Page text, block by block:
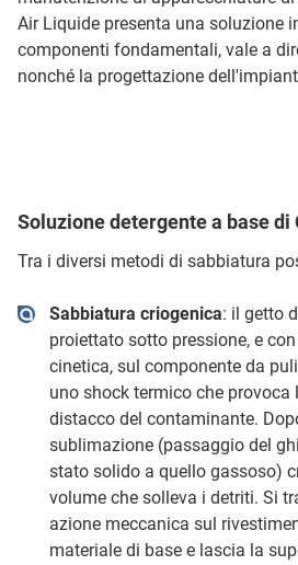
Air Liquide presenta una soluzione
componenti fondamentali, vale a
nonché la progettazione
Soluzione detergente a base di
Tra i diversi metodi di sabbiatura
Sabbiatura criogenica: il getto
proiettato sotto pressione, e
cinetica, sul componente da
uno shock termico che provoca
distacco del contaminante.
sublimazione (passaggio del
stato solido a quello gassoso)
volume che solleva i detriti. Si
azione meccanica sul
materiale di base e lascia la